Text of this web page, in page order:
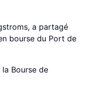
a partagé
bourse du Port de
Bourse de